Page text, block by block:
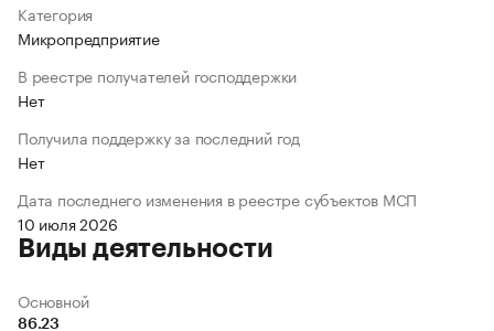
Категория
Микропредприятие
В реестре получателей господдержки
Нет
Получила поддержку за последний год
Нет
Дата последнего изменения в реестре субъектов МСП
10 июля 2026
Виды деятельности
Основной
86.23